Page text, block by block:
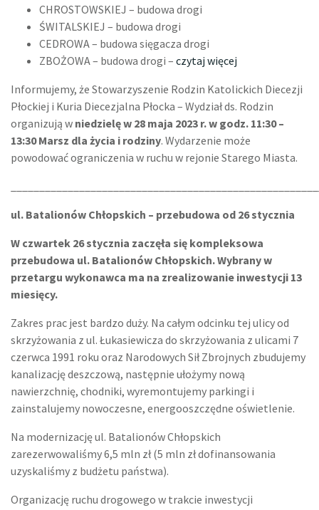
CHROSTOWSKIEJ – budowa drogi
ŚWITALSKIEJ – budowa drogi
CEDROWA – budowa sięgacza drogi
ZBOŻOWA – budowa drogi – czytaj więcej
Informujemy, że Stowarzyszenie Rodzin Katolickich Diecezji
Płockiej i Kuria Diecezjalna Płocka – Wydział ds. Rodzin
organizują w niedzielę w 28 maja 2023 r. w godz. 11:30 –
13:30 Marsz dla życia i rodziny. Wydarzenie może
powodować ograniczenia w ruchu w rejonie Starego Miasta.
ul. Batalionów Chłopskich – przebudowa od 26 stycznia
W czwartek 26 stycznia zaczęła się kompleksowa
przebudowa ul. Batalionów Chłopskich. Wybrany w
przetargu wykonawca ma na zrealizowanie inwestycji 13
miesięcy.
Zakres prac jest bardzo duży. Na całym odcinku tej ulicy od
skrzyżowania z ul. Łukasiewicza do skrzyżowania z ulicami 7
czerwca 1991 roku oraz Narodowych Sił Zbrojnych zbudujemy
kanalizację deszczową, następnie ułożymy nową
nawierzchnię, chodniki, wyremontujemy parkingi i
zainstalujemy nowoczesne, energooszczędne oświetlenie.
Na modernizację ul. Batalionów Chłopskich
zarezerwowaliśmy 6,5 mln zł (5 mln zł dofinansowania
uzyskaliśmy z budżetu państwa).
Organizację ruchu drogowego w trakcie inwestycji